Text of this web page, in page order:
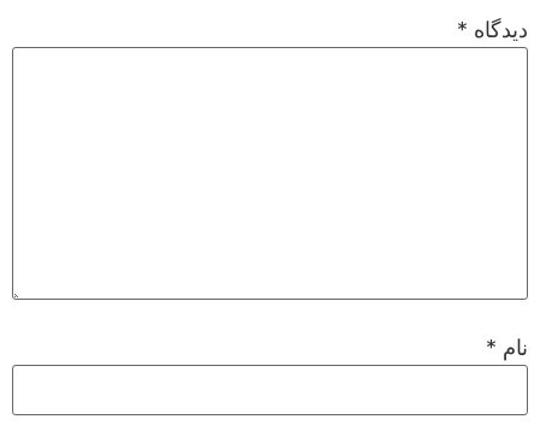
دیدگاه *
نام *